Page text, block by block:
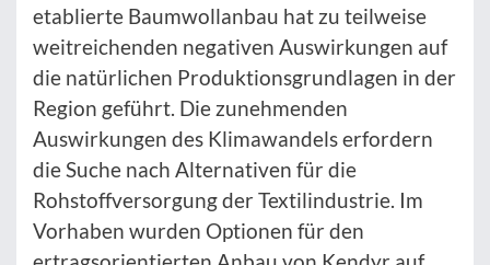
etablierte Baumwollanbau hat zu teilweise
weitreichenden negativen Auswirkungen auf
die natürlichen Produktionsgrundlagen in der
Region geführt. Die zunehmenden
Auswirkungen des Klimawandels erfordern
die Suche nach Alternativen für die
Rohstoffversorgung der Textilindustrie. Im
Vorhaben wurden Optionen für den